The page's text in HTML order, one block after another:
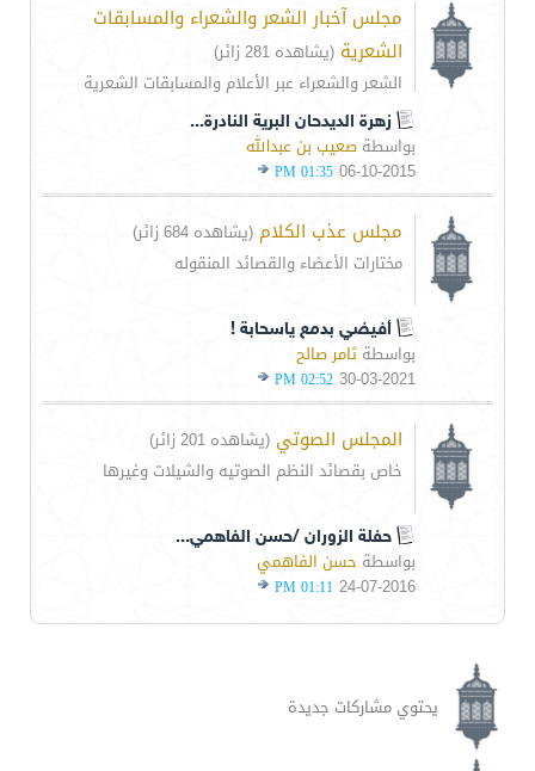
مجلس آخبار الشعر والشعراء والمسابقات
الشعرية (يشاهده 281 زائر)
الشعر والشعراء عبر الأعلام والمسابقات الشعرية
زهرة الديدحان البرية النادرة...
بواسطة صعيب بن عبدالله
06-10-2015
01:35 PM
مجلس عذب الكلام (يشاهده 684 زائر)
مختارات الأعضاء والقصائد المنقوله
أفيضي بدمع ياسحابة !
بواسطة ثامر صالح
30-03-2021
02:52 PM
المجلس الصوتي (يشاهده 201 زائر)
خاص بقصائد النظم الصوتيه والشيلات وغيرها
حفلة الزوران /حسن الفاهمي...
بواسطة حسن الفاهمي
24-07-2016
01:11 PM
يحتوي مشاركات جديدة